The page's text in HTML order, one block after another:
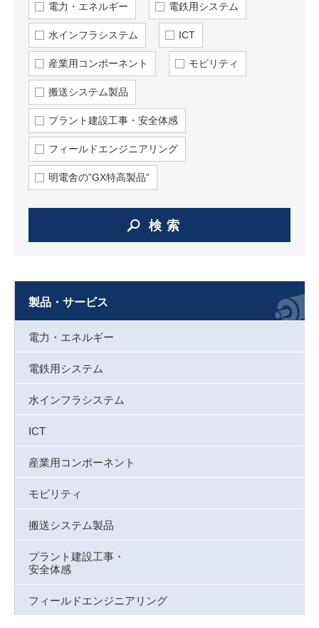
電力・エネルギー 電鉄用システム
水インフラシステム ICT
産業用コンポーネント モビリティ
搬送システム製品
プラント建設工事・安全体感
フィールドエンジニアリング
明電舎の”GX特高製品”
検索
製品・サービス
電力・エネルギー
電鉄用システム
水インフラシステム
ICT
産業用コンポーネント
モビリティ
搬送システム製品
プラント建設工事・
安全体感
フィールドエンジニアリング